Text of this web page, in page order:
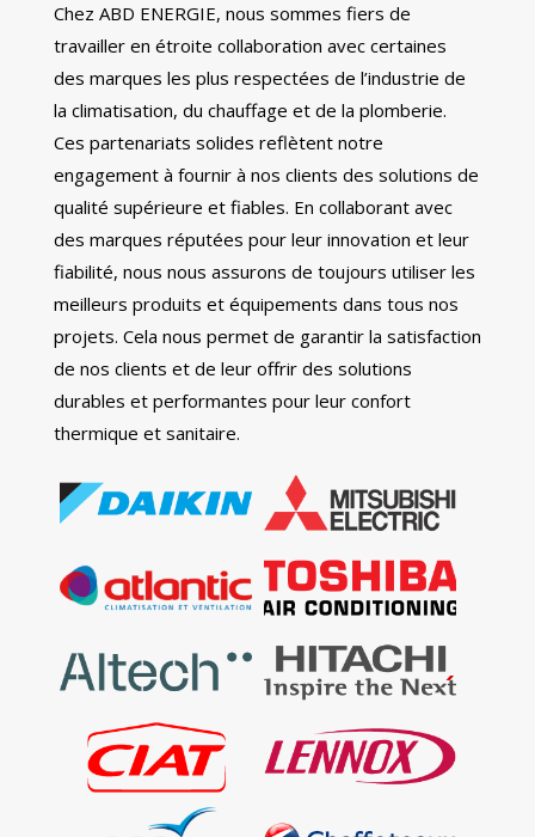
Chez ABD ENERGIE, nous sommes fiers de
travailler en étroite collaboration avec certaines
des marques les plus respectées de l’industrie de
la climatisation, du chauffage et de la plomberie.
Ces partenariats solides reflètent notre
engagement à fournir à nos clients des solutions de
qualité supérieure et fiables. En collaborant avec
des marques réputées pour leur innovation et leur
fiabilité, nous nous assurons de toujours utiliser les
meilleurs produits et équipements dans tous nos
projets. Cela nous permet de garantir la satisfaction
de nos clients et de leur offrir des solutions
durables et performantes pour leur confort
thermique et sanitaire.